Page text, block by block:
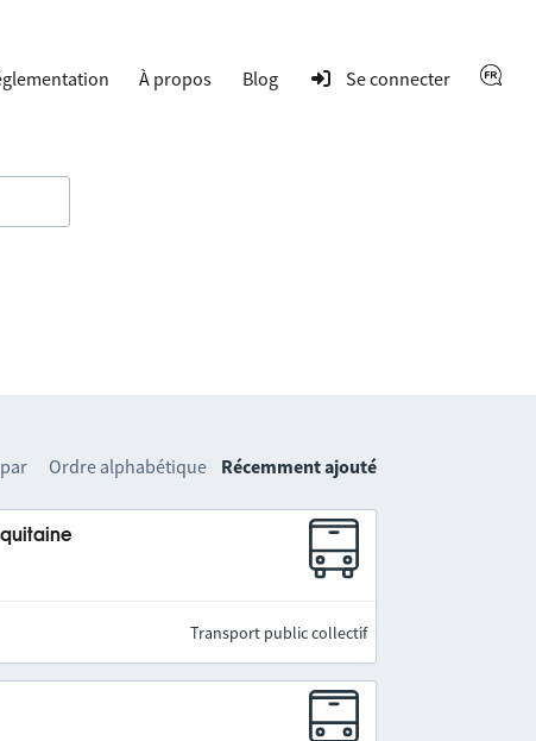
À propos Blog Se connecter
Ordre alphabétique Récemment ajouté
Transport public collectif